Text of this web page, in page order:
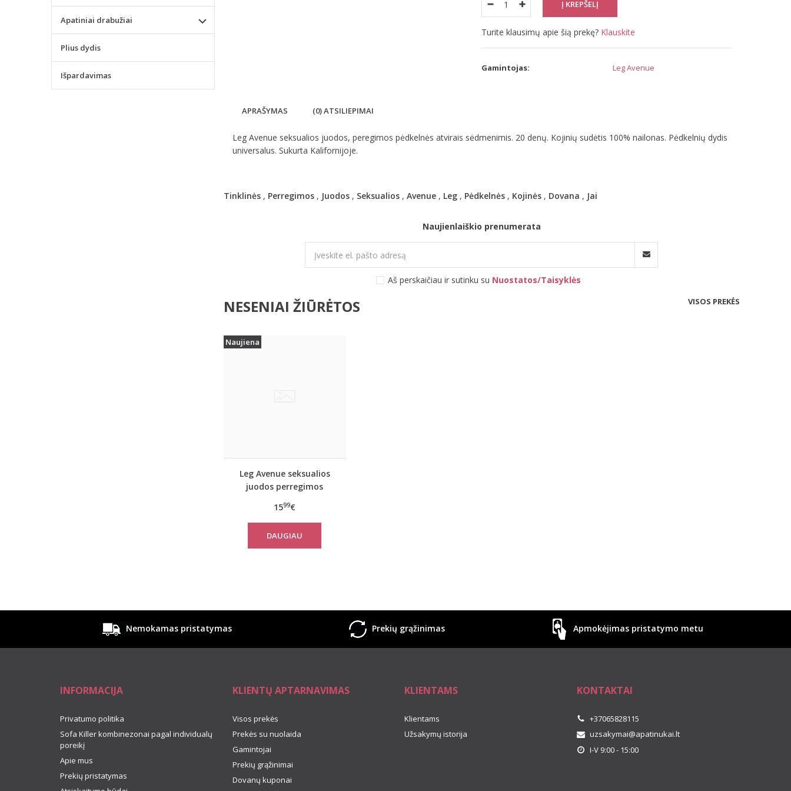
Turite klausimų apie šią prekę? Klauskite
Gamintojas: Leg Avenue
APRAŠYMAS (0) ATSILIEPIMAI
Leg Avenue seksualios juodos, peregimos pėdkelnės atvirais sėdmenimis. 20 denų. Kojinių sudėtis 100% nailonas. Pėdkelnių dydis
universalus. Sukurta Kalifornijoje.
Tinklinės, Perregimos, Juodos, Seksualios, Avenue, Leg, Pėdkelnės, Kojinės, Dovana , Jai
Naujienlaiškio prenumerata
Aš perskaičiau ir sutinku su Nuostatos/Taisyklės
NESENIAI ŽIŪRĖTOS VISOS PREKĖS
Naujiena
Leg Avenue seksualios
juodos perregimos
1599€
DAUGIAU
Apatiniai drabužiai
Plius dydis
Išpardavimas
Nemokamas pristatymas Prekių grąžinimas Apmokėjimas pristatymo metu
INFORMACIJA
Privatumo politika
Sofa Killer kombinezonai pagal individualų
poreikį
Apie mus
Prekių pristatymas
KLIENTŲ APTARNAVIMAS
Visos prekės
Prekės su nuolaida
Gamintojai
Prekių grąžinimai
Dovanų kuponai
KLIENTAMS
Klientams
Užsakymų istorija
KONTAKTAI
+37065828115
uzsakymai@apatinukai.lt
I-V 9:00 - 15:00